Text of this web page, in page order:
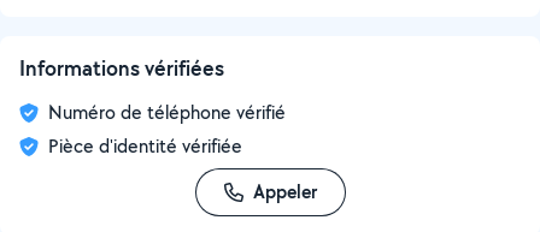
Informations vérifiées
Numéro de téléphone vérifié
Pièce d'identité vérifiée
Appeler